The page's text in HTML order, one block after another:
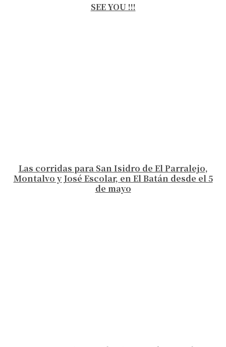
SEE YOU !!!
Las corridas para San Isidro de El Parralejo,
Montalvo y José Escolar, en El Batán desde el 5
de mayo